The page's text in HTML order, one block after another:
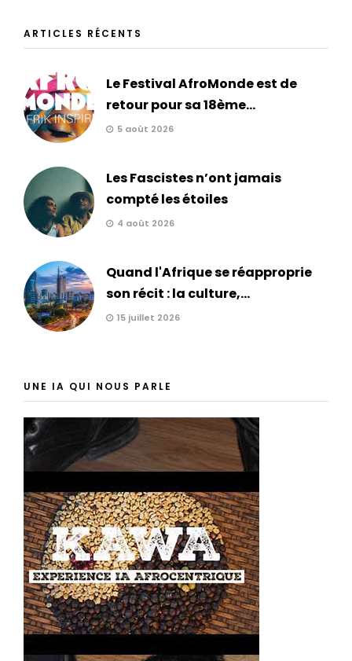
ARTICLES RÉCENTS
Le Festival AfroMonde est de
retour pour sa 18ème...
5 août 2026
Les Fascistes n’ont jamais
compté les étoiles
4 août 2026
Quand l'Afrique se réapproprie
son récit : la culture,...
15 juillet 2026
UNE IA QUI NOUS PARLE